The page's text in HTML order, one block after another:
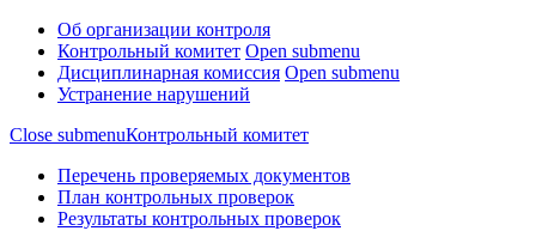
Об организации контроля
Контрольный комитет Open submenu
Дисциплинарная комиссия Open submenu
Устранение нарушений
Close submenuКонтрольный комитет
Перечень проверяемых документов
План контрольных проверок
Результаты контрольных проверок